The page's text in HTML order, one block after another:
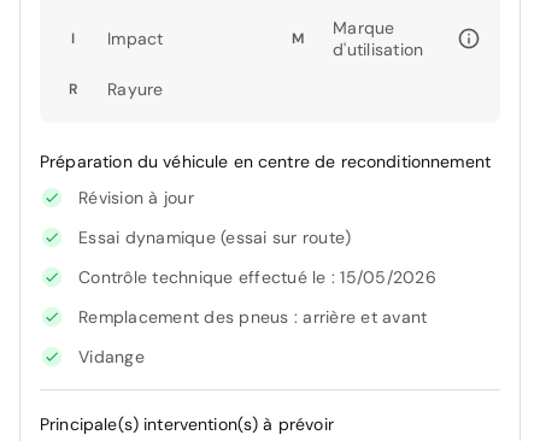
I Impact M
Marque
d'utilisation
R Rayure
Préparation du véhicule en centre de reconditionnement
Révision à jour
Essai dynamique (essai sur route)
Contrôle technique effectué le : 15/05/2026
Remplacement des pneus : arrière et avant
Vidange
Principale(s) intervention(s) à prévoir